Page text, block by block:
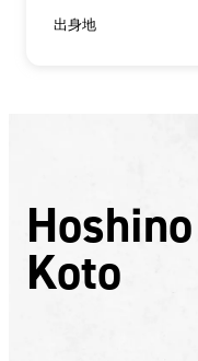
出身地
Hoshino
Koto